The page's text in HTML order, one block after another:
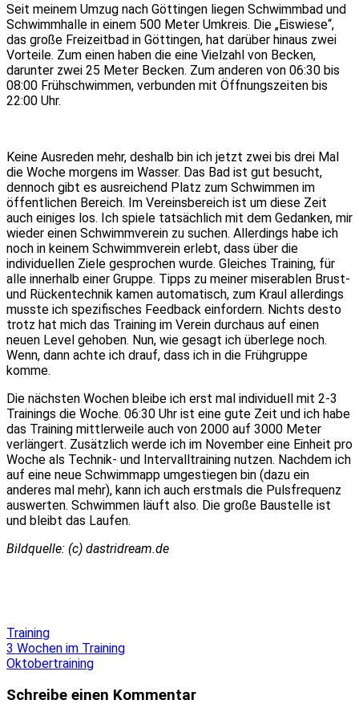
Seit meinem Umzug nach Göttingen liegen Schwimmbad und
Schwimmhalle in einem 500 Meter Umkreis. Die „Eiswiese“,
das große Freizeitbad in Göttingen, hat darüber hinaus zwei
Vorteile. Zum einen haben die eine Vielzahl von Becken,
darunter zwei 25 Meter Becken. Zum anderen von 06:30 bis
08:00 Frühschwimmen, verbunden mit Öffnungszeiten bis
22:00 Uhr.
Keine Ausreden mehr, deshalb bin ich jetzt zwei bis drei Mal
die Woche morgens im Wasser. Das Bad ist gut besucht,
dennoch gibt es ausreichend Platz zum Schwimmen im
öffentlichen Bereich. Im Vereinsbereich ist um diese Zeit
auch einiges los. Ich spiele tatsächlich mit dem Gedanken, mir
wieder einen Schwimmverein zu suchen. Allerdings habe ich
noch in keinem Schwimmverein erlebt, dass über die
individuellen Ziele gesprochen wurde. Gleiches Training, für
alle innerhalb einer Gruppe. Tipps zu meiner miserablen Brust-
und Rückentechnik kamen automatisch, zum Kraul allerdings
musste ich spezifisches Feedback einfordern. Nichts desto
trotz hat mich das Training im Verein durchaus auf einen
neuen Level gehoben. Nun, wie gesagt ich überlege noch.
Wenn, dann achte ich drauf, dass ich in die Frühgruppe
komme.
Die nächsten Wochen bleibe ich erst mal individuell mit 2-3
Trainings die Woche. 06:30 Uhr ist eine gute Zeit und ich habe
das Training mittlerweile auch von 2000 auf 3000 Meter
verlängert. Zusätzlich werde ich im November eine Einheit pro
Woche als Technik- und Intervalltraining nutzen. Nachdem ich
auf eine neue Schwimmapp umgestiegen bin (dazu ein
anderes mal mehr), kann ich auch erstmals die Pulsfrequenz
auswerten. Schwimmen läuft also. Die große Baustelle ist
und bleibt das Laufen.
Bildquelle: (c) dastridream.de
Training
Beitragsnavigation
3 Wochen im Training
Oktobertraining
Schreibe einen Kommentar